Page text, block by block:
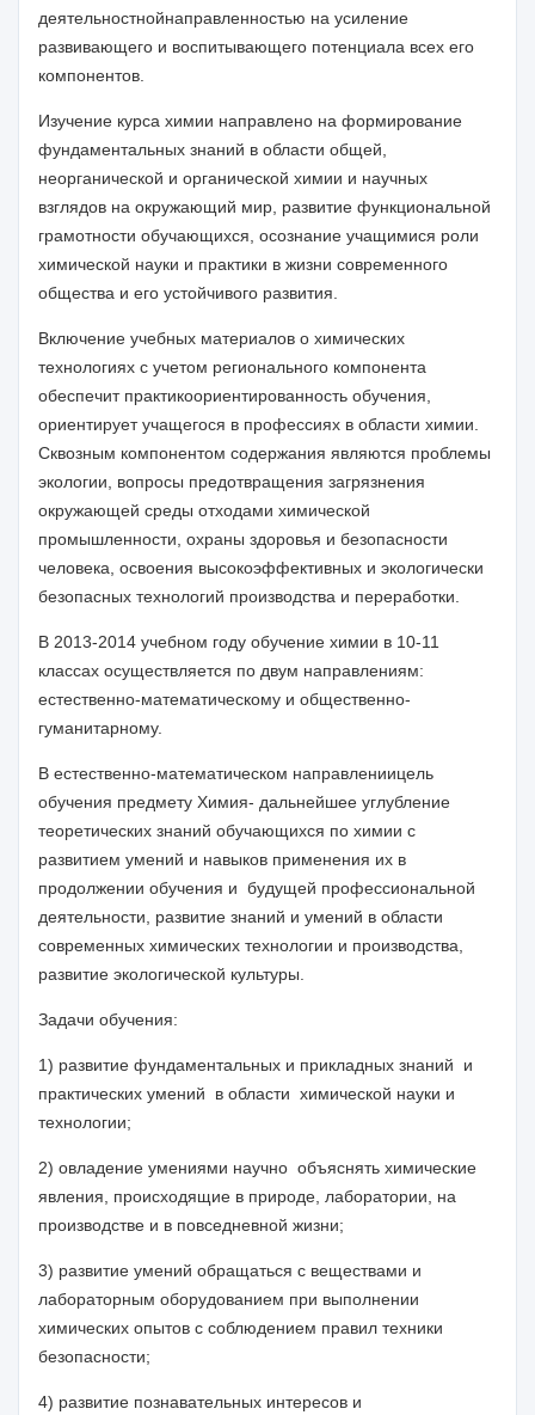
деятельностнойнаправленностью на усиление
развивающего и воспитывающего потенциала всех его
компонентов.
Изучение курса химии направлено на формирование
фундаментальных знаний в области общей,
неорганической и органической химии и научных
взглядов на окружающий мир , развитие функциональной
грамотности обучающихся, осознание учащимися роли
химической науки и практики в жизни современного
общества и его устойчивого развития.
Включение учебных материалов о химических
технологиях с учетом регионального компонента
обеспечитпрактикоориентированность обучения,
ориентирует учащегося в профессиях в области химии.
Сквозным компонентом содержания являются проблемы
экологии, вопросы предотвращения загрязнения
окружающей среды отходами химической
промышленности, охраны здоровья и безопасности
человека, освоения высокоэффективных и экологически
безопасных технологий производства и переработки.
В 2013-2014 учебном году обучение химии в 10-11
классах осуществляется по двум направлениям:
естественно-математическому и общественно-
гуманитарному.
В естественно-математическом направлениицель
обучения предмету Химия- дальнейшее углубление
теоретических знаний обучающихся по химии с
развитием умений и навыков применения их в
продолжении обучения и будущей профессиональной
деятельности, развитие знаний и умений в области
современных химических технологии и производства,
развитие экологической культуры.
Задачи обучения:
1) развитие фундаментальных и прикладных знаний и
практических умений в области химической науки и
технологии;
2) овладение умениями научно объяснять химические
явления, происходящие в природе, лаборатории, на
производстве и в повседневной жизни;
3) развитие умений обращаться с веществами и
лабораторным оборудованием при выполнении
химических опытов с соблюдением правил техники
безопасности;
4) развитие познавательных интересов и